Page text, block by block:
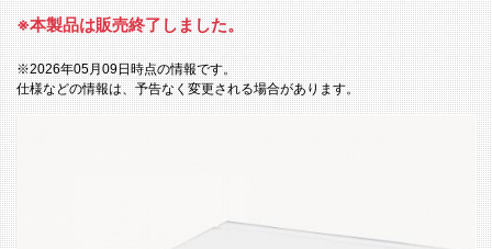
※本製品は販売終了しました。
※2026年05月09日時点の情報です。
仕様などの情報は、予告なく変更される場合があります。